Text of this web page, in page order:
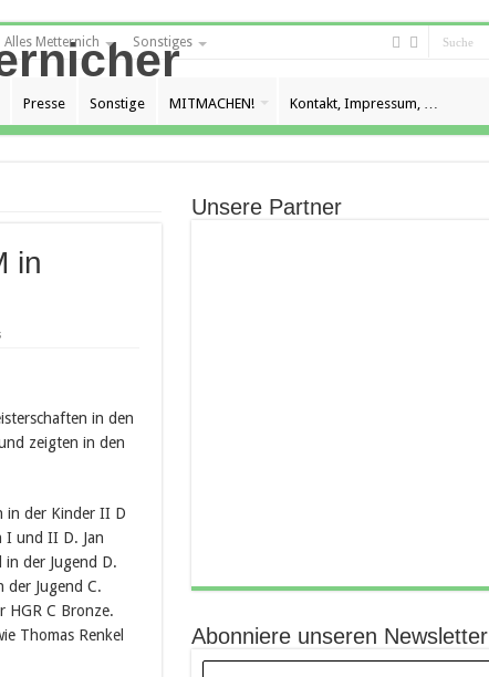
Alles Metternich Sonstiges
Presse Sonstige MITMACHEN! Kontakt, Impressum, …
in
in den
zeigten in den
in der Kinder II D
I und II D. Jan
der Jugend D.
der Jugend C.
HGR C Bronze.
Thomas Renkel
Unsere Partner
Abonniere unseren Newsletter